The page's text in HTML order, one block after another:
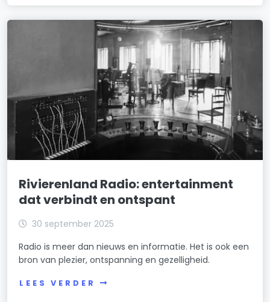
Rivierenland Radio: entertainment
dat verbindt en ontspant
30 september 2025
Radio is meer dan nieuws en informatie. Het is ook een
bron van plezier, ontspanning en gezelligheid.
LEES VERDER